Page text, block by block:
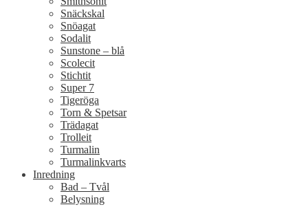
Snäckskal
Snöagat
Sodalit
Sunstone – blå
Scolecit
Stichtit
Super 7
Tigeröga
Torn & Spetsar
Trädagat
Trolleit
Turmalin
Turmalinkvarts
Inredning
Bad – Tvål
Belysning